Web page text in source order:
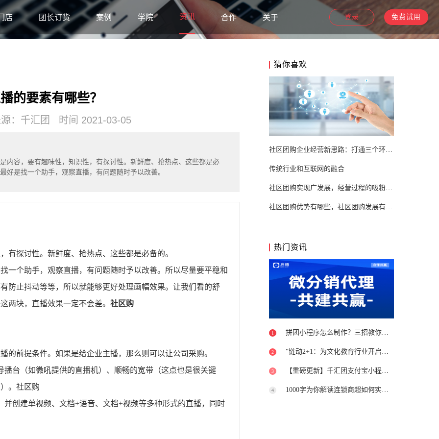
店 团长订货 案例 学院 资讯 合作 关于 登录 免费试用
的要素有哪些？
：千汇团 时间 2021-03-05
容，要有趣味性，知识性，有探讨性。新鲜度、抢热点、这些都是必
是找一个助手，观察直播，有问题随时予以改善。
有探讨性。新鲜度、抢热点、这些都是必备的。
一个助手，观察直播，有问题随时予以改善。所以尽量要平稳和
防止抖动等等，所以就能够更好处理画幅效果。让我们看的舒
两块，直播效果一定不会差。 社区购
的前提条件。如果是给企业主播，那么则可以让公司采购。
台（如微吼提供的直播机）、顺畅的宽带（这点也是很关键
。社区购
创建单视频、文档+语音、文档+视频等多种形式的直播，同时
猜你喜欢
社区团购企业经营新思路：打通三个环节就能招募月销十万团长
传统行业和互联网的融合
社区团购实现广发展，经营过程的吸粉秘诀要分享!
社区团购优势有哪些，社区团购发展有哪些优势？
热门资讯
1 拼团小程序怎么制作？三招教你避开坑
2 "链动2+1：为文化教育行业开启新篇章"
3 【重磅更新】千汇团支付宝小程序上线
4 1000字为你解读连锁商超如何实现转型升级